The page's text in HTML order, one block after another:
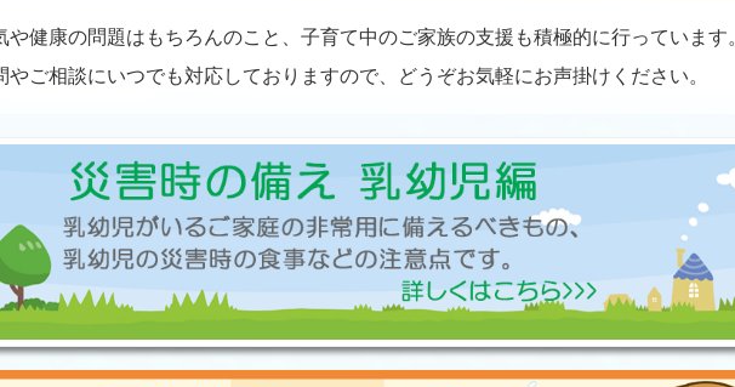
健康の問題はもちろんのこと、子育て中のご家族の支援も積極的に行っています。
ご相談にいつでも対応しておりますので、どうぞお気軽にお声掛けください。